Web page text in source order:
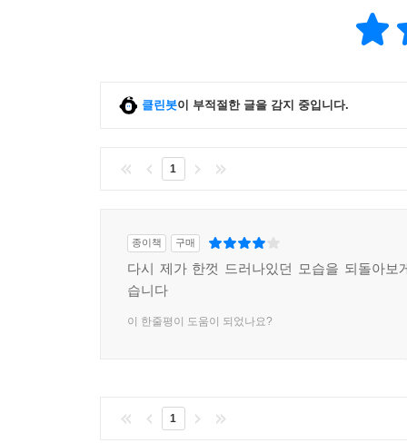
클린봇이 부적절한 글을 감지 중입니다.
1
종이책 구매
다시 제가 한껏 드러나있던 모습을 되돌아보
습니다
이 한줄평이 도움이 되었나요?
1